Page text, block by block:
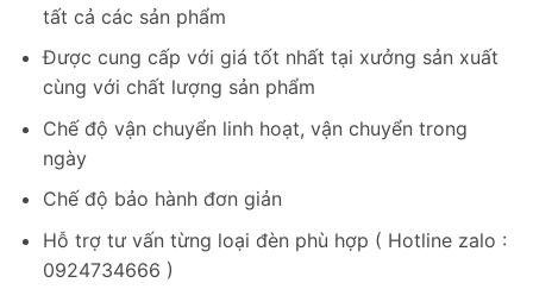
tất cả các sản phẩm
Được cung cấp với giá tốt nhất tại xưởng sản xuất
cùng với chất lượng sản phẩm
Chế độ vận chuyển linh hoạt, vận chuyển trong
ngày
Chế độ bảo hành đơn giản
Hỗ trợ tư vấn từng loại đèn phù hợp ( Hotline zalo :
0924734666 )